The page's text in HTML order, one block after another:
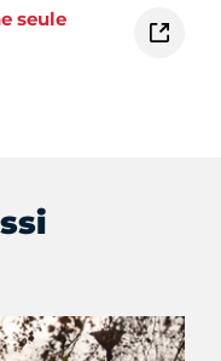
seule